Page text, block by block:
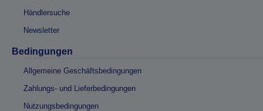
Händlersuche
Newsletter
Bedingungen
Allgemeine Geschäftsbedingungen
Zahlungs- und Lieferbedingungen
Nutzungsbedingungen